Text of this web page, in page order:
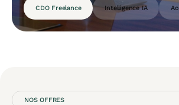
CDO Freelance Intelligence IA
NOS OFFRES